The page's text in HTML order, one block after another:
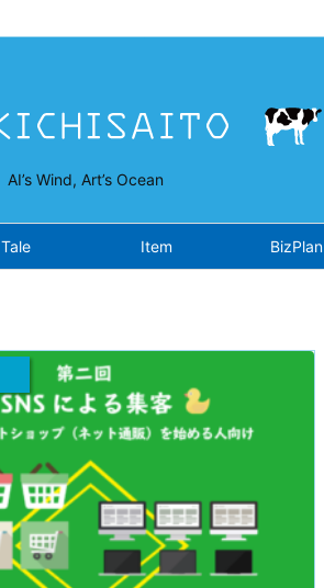
AI’s Wind, Art’s Ocean
Tale Item BizPlan